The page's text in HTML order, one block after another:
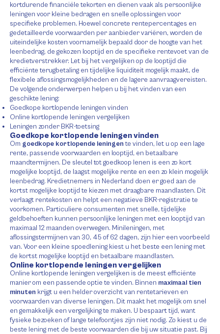
kortdurende financiële tekorten en dienen vaak als persoonlijke
leningen voor kleine bedragen en snelle oplossingen voor
specifieke problemen. Hoewel concrete rentepercentages en
gedetailleerde voorwaarden per aanbieder variëren, worden de
uiteindelijke kosten voornamelijk bepaald door de hoogte van het
leenbedrag, de gekozen looptijd en de specifieke rentevoet van de
kredietverstrekker. Let bij het vergelijken op de looptijd die
efficiënte terugbetaling en tijdelijke liquiditeit mogelijk maakt, de
flexibele aflossingsmogelijkheden en de lagere aanvraagvereisten.
De volgende onderwerpen helpen u bij het vinden van een
geschikte lening:
Goedkope kortlopende leningen vinden
Online kortlopende leningen vergelijken
Leningen zonder BKR-toetsing
Goedkope kortlopende leningen vinden
Om goedkope kortlopende leningen te vinden, let u op een lage
rente, passende voorwaarden en looptijd, en betaalbare
maandtermijnen. De sleutel tot goedkoop lenen is een zo kort
mogelijke looptijd, de laagst mogelijke rente en een zo klein mogelijk
leenbedrag. Kredietnemers in Nederland doen er goed aan de
kortst mogelijke looptijd te kiezen met draagbare maandlasten. Dit
verlaagt rentekosten en helpt een negatieve BKR-registratie te
voorkomen. Particuliere consumenten met snelle, tijdelijke
geldbehoeften kunnen persoonlijke leningen met een looptijd van
maximaal 12 maanden overwegen. Minileningen, met
aflossingstermijnen van 30, 45 of 62 dagen, zijn hier een voorbeeld
van. Voor een kleine spoedlening kiest u het beste een lening met
de kortst mogelijke looptijd en betaalbare maandlasten.
Online kortlopende leningen vergelijken
Online kortlopende leningen vergelijken is de meest efficiënte
manier om een passende optie te vinden. Binnen maximaal tien
minuten krijgt u een helder overzicht van rentetarieven en
voorwaarden van diverse leningen. Dit maakt het mogelijk om snel
en gemakkelijk een vergelijking te maken. U bespaart tijd, want
fysieke bezoeken of lange telefoontjes zijn niet nodig. Zo kiest u de
beste lening met de beste voorwaarden die bij uw situatie past. Bij